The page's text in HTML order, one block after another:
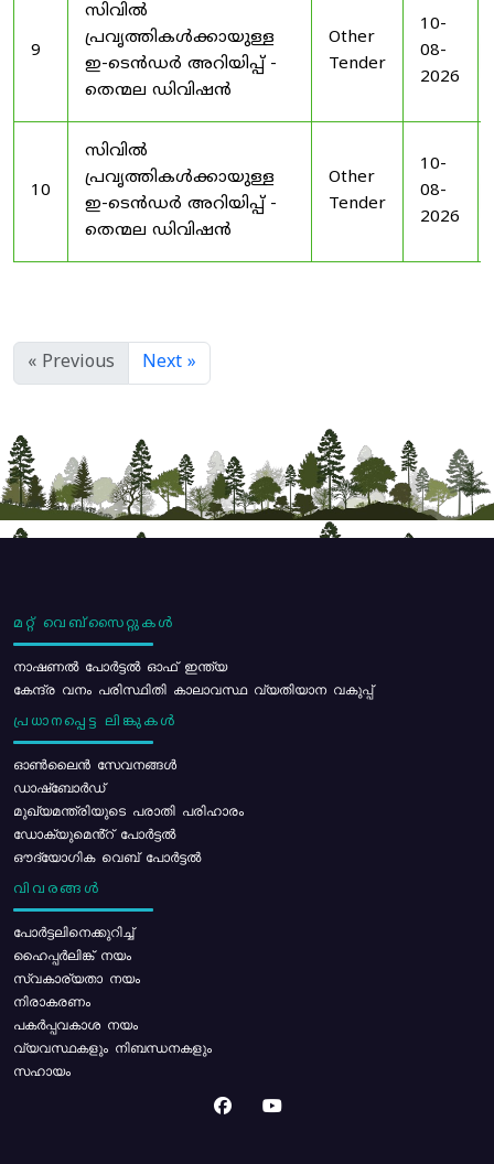
9
സിവിൽ
പ്രവൃത്തികൾക്കായുള്ള
ഇ-ടെൻഡർ അറിയിപ്പ് -
തെന്മല ഡിവിഷൻ
Other
Tender
10-
08-
2026
10
സിവിൽ
പ്രവൃത്തികൾക്കായുള്ള
ഇ-ടെൻഡർ അറിയിപ്പ് -
തെന്മല ഡിവിഷൻ
Other
Tender
10-
08-
2026
« Previous Next »
മറ്റ് വെബ്സൈറ്റുകൾ
നാഷണൽ പോർട്ടൽ ഓഫ് ഇന്ത്യ
കേന്ദ്ര വനം പരിസ്ഥിതി കാലാവസ്ഥ വ്യതിയാന വകുപ്പ്
പ്രധാനപ്പെട്ട ലിങ്കുകൾ
ഓൺലൈൻ സേവനങ്ങൾ
ഡാഷ്ബോർഡ്
മുഖ്യമന്ത്രിയുടെ പരാതി പരിഹാരം
ഡോക്യുമെൻ്റ് പോർട്ടൽ
ഔദ്യോഗിക വെബ് പോർട്ടൽ
വിവരങ്ങൾ
പോര്‍ട്ടലിനെക്കുറിച്ച്
ഹൈപ്പർലിങ്ക് നയം
സ്വകാര്യതാ നയം
നിരാകരണം
പകർപ്പവകാശ നയം
വ്യവസ്ഥകളും നിബന്ധനകളും
സഹായം